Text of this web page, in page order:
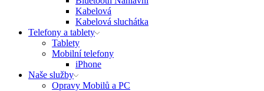
Kabelová
Kabelová sluchátka
Telefony a tablety
Tablety
Mobilní telefony
iPhone
Naše služby
Opravy Mobilů a PC